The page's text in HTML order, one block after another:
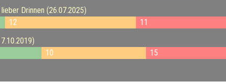
Drinnen (26.07.2025)
12
11
10 15